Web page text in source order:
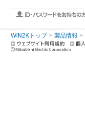
WIN2Kトップ 製品情報